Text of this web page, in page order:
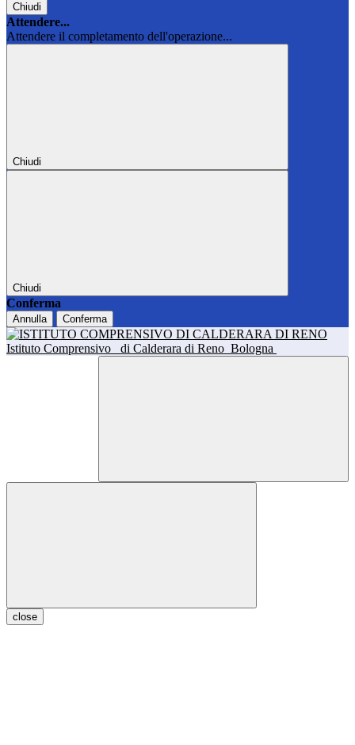
Chiudi
Attendere...
Attendere il completamento dell'operazione...
Chiudi
Chiudi
Conferma
Annulla Conferma
Istituto Comprensivo di Calderara di Reno Bologna
close